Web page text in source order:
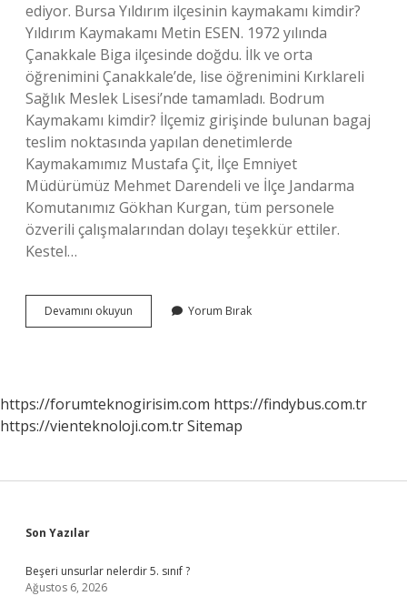
ediyor. Bursa Yıldırım ilçesinin kaymakamı kimdir?
Yıldırım Kaymakamı Metin ESEN. 1972 yılında
Çanakkale Biga ilçesinde doğdu. İlk ve orta
öğrenimini Çanakkale’de, lise öğrenimini Kırklareli
Sağlık Meslek Lisesi’nde tamamladı. Bodrum
Kaymakamı kimdir? İlçemiz girişinde bulunan bagaj
teslim noktasında yapılan denetimlerde
Kaymakamımız Mustafa Çit, İlçe Emniyet
Müdürümüz Mehmet Darendeli ve İlçe Jandarma
Komutanımız Gökhan Kurgan, tüm personele
özverili çalışmalarından dolayı teşekkür ettiler.
Kestel…
Devamını okuyun
Buzkaya
Yorum Bırak
https://forumteknogirisim.com https://findybus.com.tr
https://vienteknoloji.com.trSitemap
Sidebar
Son Yazılar
Beşeri unsurlar nelerdir 5. sınıf ?
Ağustos 6, 2026